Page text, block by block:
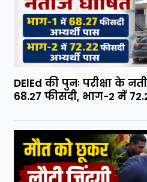
DElEd की पुनः परीक्षा के
68.27 फीसदी, भाग-2 में